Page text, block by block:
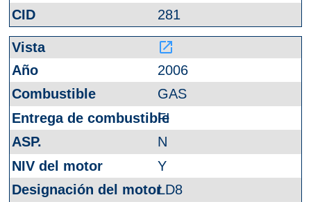
281
launch
2006
GAS
FI
N
Y
LD8